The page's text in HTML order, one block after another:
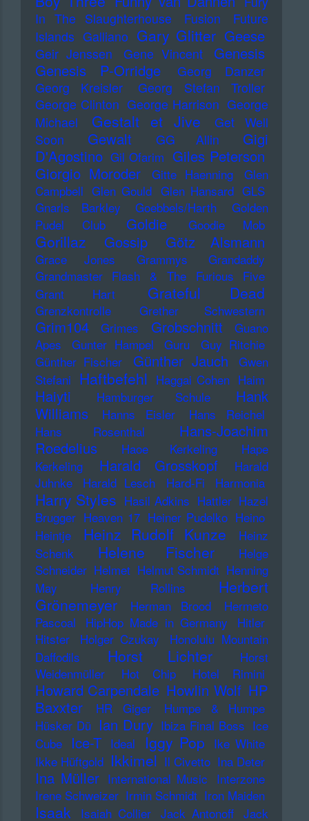
In The Slaughterhouse
Fusion
Future
Islands Galliano Gary Glitter Geese
Geir Jenssen Gene Vincent
Genesis
Genesis P-Orridge
Georg Danzer
Georg Kreisler
Georg Stefan Troller
George Clinton George Harrison George
Michael
Gestalt et Jive
Get Well
Soon
Gewalt GG Allin
Gigi
D'Agostino Gil Ofarim Giles Peterson
Giorgio Moroder
Gitte Haenning
Glen
Campbell Glen Gould Glen Hansard GLS
Gnarls Barkley
Goebbels/Harth
Golden
Pudel Club
Goldie Goodie Mob
Gorillaz Gossip Götz Alsmann
Grace Jones Grammys
Grandaddy
Grandmaster Flash & The Furious Five
Grant Hart
Grateful Dead
Grenzkontrolle Grether Schwestern
Grim104 Grimes Grobschnitt
Guano
Apes
Gunter Hampel Guru
Guy Ritchie
Günther Fischer
Günther Jauch
Gwen
Stefani Haftbefehl Haggai Cohen Haim
Haiyti Hamburger Schule
Hank
Williams
Hanns Eisler
Hans Reichel
Hans Rosenthal
Hans-Joachim
Roedelius
Haoe Kerkeling
Hape
Kerkeling
Harald Grosskopf
Harald
Juhnke
Harald Lesch Hard-Fi Harmonia
Harry Styles Hasil Adkins Hattler Hazel
Brugger Heaven 17 Heiner Pudelko Heino
Heintje
Heinz Rudolf Kunze
Heinz
Schenk
Helene Fischer
Helge
Schneider Helmet Helmut Schmidt Henning
May
Henry Rollins
Herbert
Grönemeyer
Herman Brood
Hermeto
Pascoal
HipHop Made in Germany
Hitler
Hitster
Holger Czukay
Honolulu Mountain
Daffodils
Horst Lichter
Horst
Weidenmüller
Hot Chip Hotel Rimini
Howard Carpendale Howlin Wolf HP
Baxxter
HR Giger
Humpe & Humpe
Hüsker Dü Ian Dury Ibiza Final Boss Ice
Cube
Ice-T Ideal Iggy Pop Ike White
Ikke Hüftgold Ikkimel Il Civetto Ina Deter
Ina Müller International Music Interzone
Irene Schweizer Irmin Schmidt Iron Maiden
Isaak Isaiah Collier Jack Antonoff Jack